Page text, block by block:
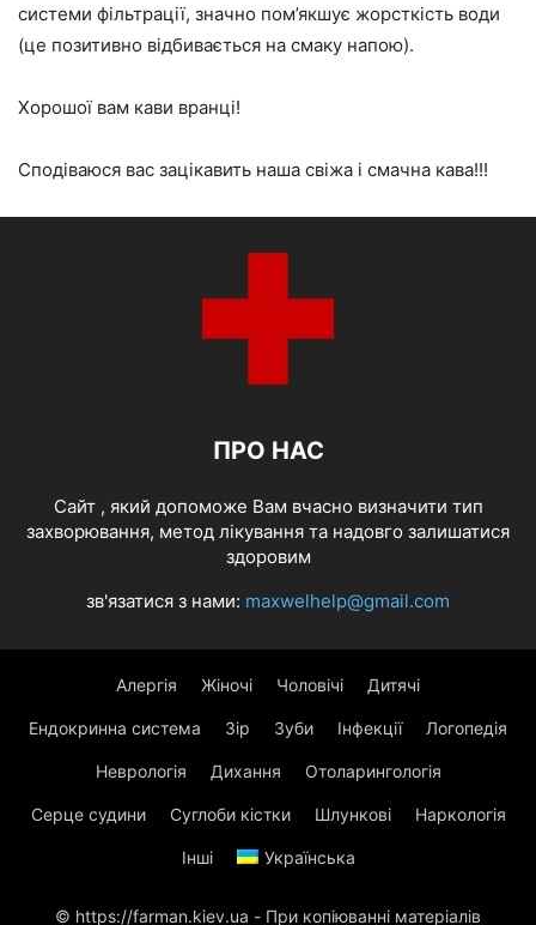
системи фільтрації, значно пом’якшує жорсткість води
(це позитивно відбивається на смаку напою).
Хорошої вам кави вранці!
Сподіваюся вас зацікавить наша свіжа і смачна кава!!!
ПРО НАС
Cайт , який допоможе Вам вчасно визначити тип
захворювання, метод лікування та надовго залишатися
здоровим
зв'язатися з нами: maxwelhelp@gmail.com
Алергія Жіночі Чоловічі Дитячі
Ендокринна система Зір Зуби Інфекції Логопедія
Неврологія Дихання Отоларингологія
Серце судини Суглоби кістки Шлункові Наркологія
Інші Українська
© https://farman.kiev.ua - При копіюванні матеріалів